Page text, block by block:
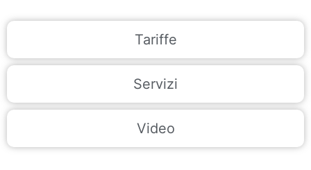
Tariffe
Servizi
Video